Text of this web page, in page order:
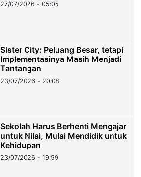
27/07/2026 - 05:05
Sister City: Peluang Besar, tetapi
Implementasinya Masih Menjadi
Tantangan
23/07/2026 - 20:08
Sekolah Harus Berhenti Mengajar
untuk Nilai, Mulai Mendidik untuk
Kehidupan
23/07/2026 - 19:59